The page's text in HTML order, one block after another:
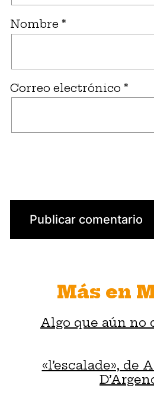
Nombre *
Correo electrónico *
Más en
Algo que aún no
«l’escalade», de